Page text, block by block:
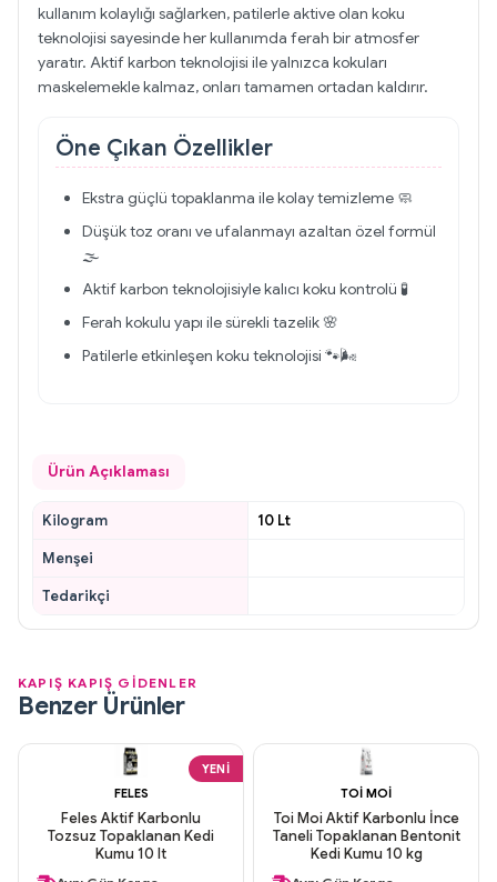
kullanım kolaylığı sağlarken, patilerle aktive olan koku
teknolojisi sayesinde her kullanımda ferah bir atmosfer
yaratır. Aktif karbon teknolojisi ile yalnızca kokuları
maskelemekle kalmaz, onları tamamen ortadan kaldırır.
Öne Çıkan Özellikler
Ekstra güçlü topaklanma ile kolay temizleme 🧼
Düşük toz oranı ve ufalanmayı azaltan özel formül
🌫️
Aktif karbon teknolojisiyle kalıcı koku kontrolü 🧪
Ferah kokulu yapı ile sürekli tazelik 🌸
Patilerle etkinleşen koku teknolojisi 🐾🌬️
Ürün Açıklaması
Kilogram
10 Lt
Menşei
Tedarikçi
KAPIŞ KAPIŞ GİDENLER
Benzer Ürünler
YENI
FELES
Feles Aktif Karbonlu
Tozsuz Topaklanan Kedi
Kumu 10 lt
TOI MOI
Toi Moi Aktif Karbonlu İnce
Taneli Topaklanan Bentonit
Kedi Kumu 10 kg